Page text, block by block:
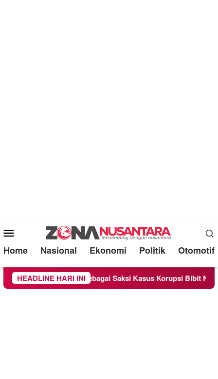
Mobile
Menu
Home Nasional Ekonomi Politik Otomotif
HEADLINE HARI INI
Diperiksa Sebagai Saksi Kasus Korupsi Bibit Nanas